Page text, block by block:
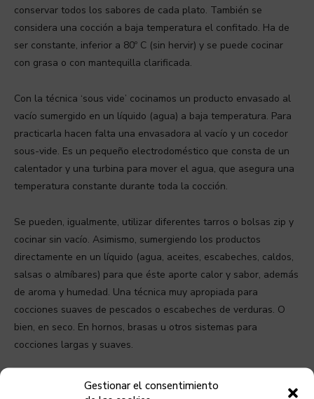
Gestionar el consentimiento
conservar todos los sabores de cada plato. También se
considera una cocción a baja temperatura el confitado. Ha de
ser constante, inferior a 80º C (sin hervir) y se puede cocinar
con grasa o con mantequilla clarificada.
Con la técnica ‘sous vide’ cocinamos un producto envasado al
vacío sumergido en un líquido (agua) a baja temperatura. Para
practicarla hacen falta una envasadora al vacío y un cocedor
sous-vide. Es un pequeño electrodoméstico que consta de un
calentador y una turbina para mover el agua, que asegura una
temperatura constante durante toda la cocción.
Se pueden, igualmente, utilizar diferentes tarros o bolsas zip y
cocinar sin vacío. Asimismo, sumergiendo los productos
directamente en un líquido (agua, aceites, escabeches, caldos,
salsas o almíbares) para que éste aporte calor y sabor, además
de aroma y humedad. Una técnica muy apropiada para
cocciones suaves de pescados o escabeches de verduras. O
bien, en seco. En hornos, brasas u otros sistemas para
cocciones largas y suaves.
COCINAR A BAJA TEMPERATURA